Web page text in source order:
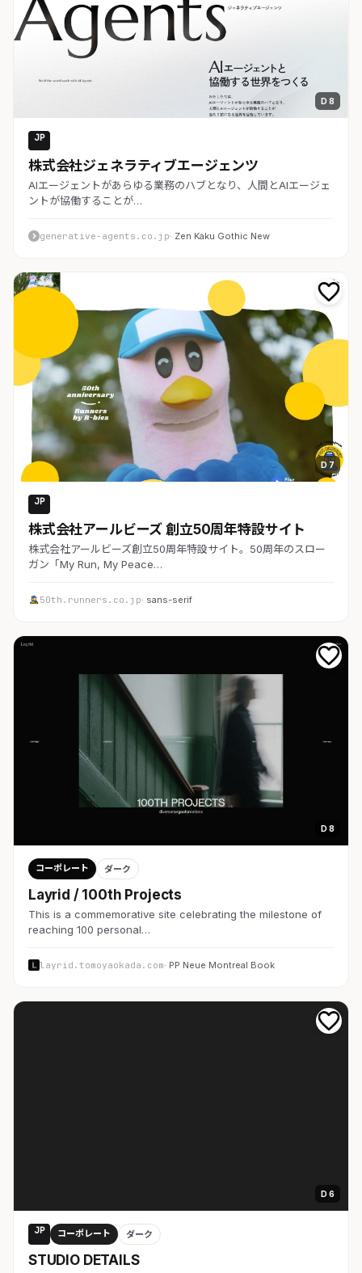
D 8
JP
株式会社ジェネラティブエージェンツ
AIエージェントがあらゆる業務のハブとなり、人間とAIエージェ
ントが協働することが…
generative-agents.co.jp· Zen Kaku Gothic New
D 7
JP
株式会社アールビーズ 創立50周年特設サイト
株式会社アールビーズ創立50周年特設サイト。50周年のスロー
ガン「My Run, My Peace…
50th.runners.co.jp· sans-serif
D 8
コーポレート ダーク
Layrid / 100th Projects
This is a commemorative site celebrating the milestone of
reaching 100 personal…
layrid.tomoyaokada.com· PP Neue Montreal Book
D 6
JP コーポレート ダーク
STUDIO DETAILS